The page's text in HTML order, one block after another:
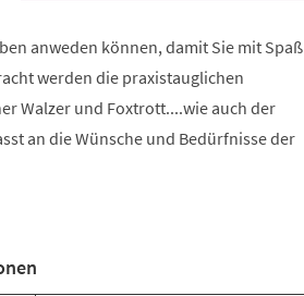
anweden können, damit Sie mit Spaß
werden die praxistauglichen
Walzer und Foxtrott....wie auch der
an die Wünsche und Bedürfnisse der